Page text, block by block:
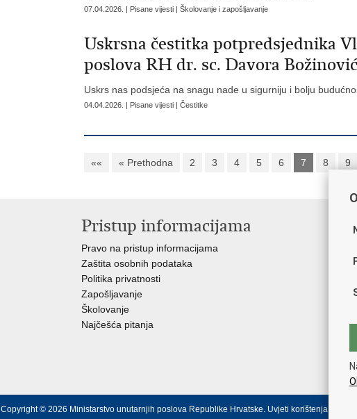
07.04.2026. | Pisane vijesti | Školovanje i zapošljavanje
Uskrsna čestitka potpredsjednika
poslova RH dr. sc. Davora
Uskrs nas podsjeća na snagu nade u sigurniju i bolju
04.04.2026. | Pisane vijesti | Čestitke
«« « Prethodna 2 3 4 5 6 7 8 9
Pristup informacijama
Pravo na pristup informacijama
Zaštita osobnih podataka
Politika privatnosti
Zapošljavanje
Školovanje
Najčešća pitanja
Copyright © 2026 Ministarstvo unutarnjih poslova Republike Hrvatske. Uvjeti korištenja.